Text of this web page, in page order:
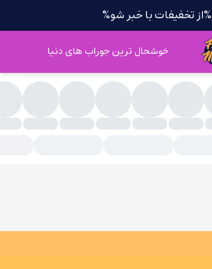
%از تخفیفات با خبر شو%
خوشحال ترین جوراب های دنیا